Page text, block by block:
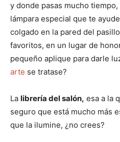
y donde pasas mucho
lámpara especial que te
colgado en la pared del
favoritos, en un lugar de
pequeño aplique para darle
arte se tratase?
La librería del salón, esa a la
seguro que está mucho más
que la ilumine, ¿no crees?